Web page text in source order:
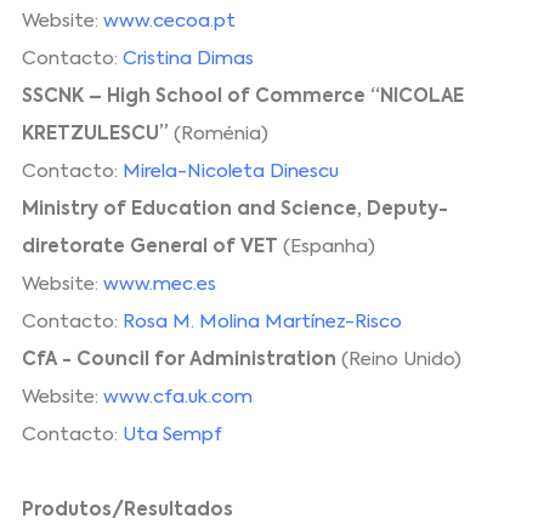
Website:www.cecoa.pt
Contacto:Cristina Dimas
SSCNK – High School of Commerce “NICOLAE
KRETZULESCU” (Roménia)
Contacto: Mirela-Nicoleta Dinescu
Ministry of Education and Science, Deputy-
diretorate General of VET (Espanha)
Website:www.mec.es
Contacto: Rosa M. Molina Martínez-Risco
CfA - Council for Administration (Reino Unido)
Website:www.cfa.uk.com
Contacto: Uta Sempf
Produtos/Resultados